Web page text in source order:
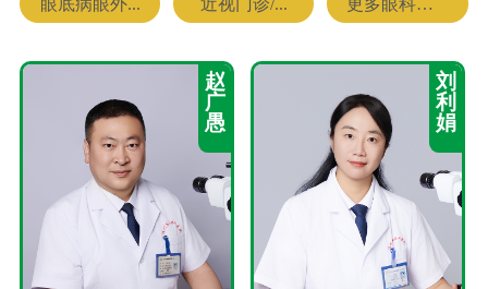
赵
广
愚
刘
利
娟